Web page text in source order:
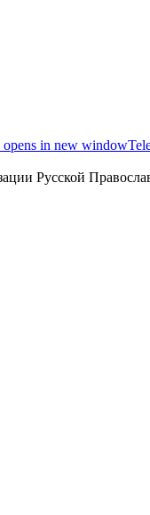
opens in new window
Русской